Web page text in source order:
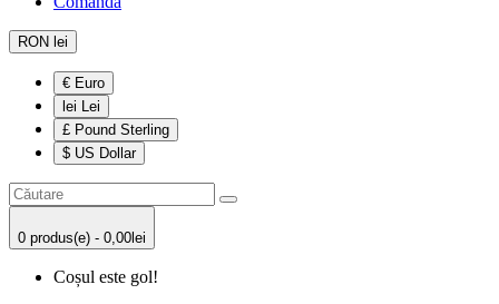
RON lei
€ Euro
lei Lei
£ Pound Sterling
$ US Dollar
0 produs(e) - 0,00lei
Coșul este gol!